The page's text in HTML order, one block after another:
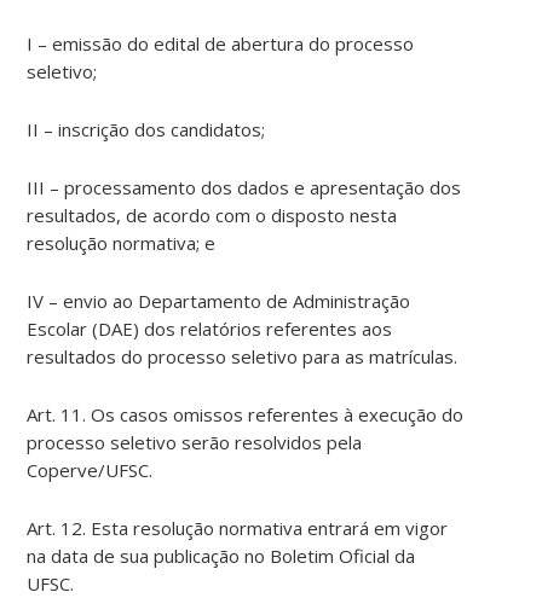
I – emissão do edital de abertura do processo
seletivo;
II – inscrição dos candidatos;
III – processamento dos dados e apresentação dos
resultados, de acordo com o disposto nesta
resolução normativa; e
IV – envio ao Departamento de Administração
Escolar (DAE) dos relatórios referentes aos
resultados do processo seletivo para as matrículas.
Art. 11. Os casos omissos referentes à execução do
processo seletivo serão resolvidos pela
Coperve/UFSC.
Art. 12. Esta resolução normativa entrará em vigor
na data de sua publicação no Boletim Oficial da
UFSC.